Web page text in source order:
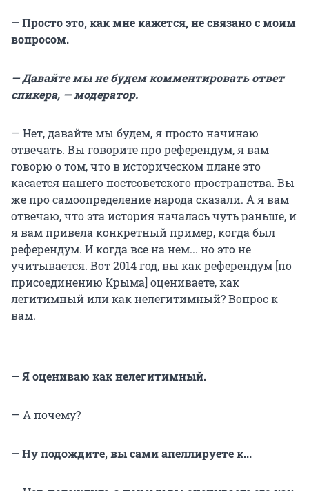
— Просто это, как мне кажется, не связано с моим
вопросом.
— Давайте мы не будем комментировать ответ
спикера, — модератор.
— Нет, давайте мы будем, я просто начинаю
отвечать. Вы говорите про референдум, я вам
говорю о том, что в историческом плане это
касается нашего постсоветского пространства. Вы
же про самоопределение народа сказали. А я вам
отвечаю, что эта история началась чуть раньше, и
я вам привела конкретный пример, когда был
референдум. И когда все на нем... но это не
учитывается. Вот 2014 год, вы как референдум [по
присоединению Крыма] оцениваете, как
легитимный или как нелегитимный? Вопрос к
вам.
— Я оцениваю как нелегитимный.
— А почему?
— Ну подождите, вы сами апеллируете к...